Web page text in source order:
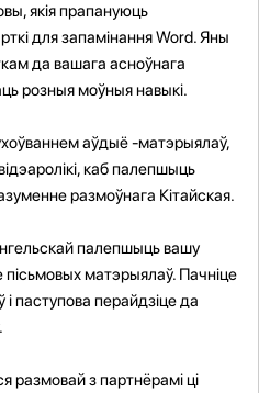
якія прапануюць
для запамінання Word. Яны
да вашага асноўнага
розныя моўныя навыкі.
аўдыё -матэрыялаў,
каб палепшыць
размоўнага Кітайская.
палепшыць вашу
пісьмовых матэрыялаў. Пачніце
і паступова перайдзіце да
размовай з партнёрамі ці